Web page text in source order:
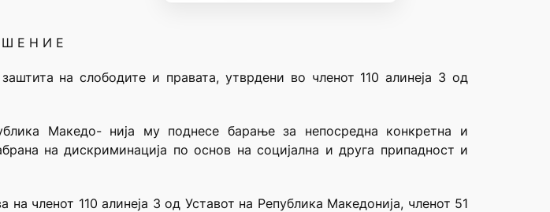
Ш Е Н И Е
на слободите и правата, утврдени во членот 110 алинеја 3 од
Македо- нија му поднесе барање за непосредна конкретна и
на дискриминација по основ на социјална и друга припадност и
членот 110 алинеја 3 од Уставот на Република Македонија, членот 51